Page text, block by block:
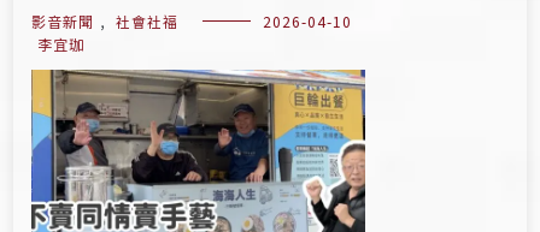
影音新聞 , 社會社福
2026-04-10
李宜珈